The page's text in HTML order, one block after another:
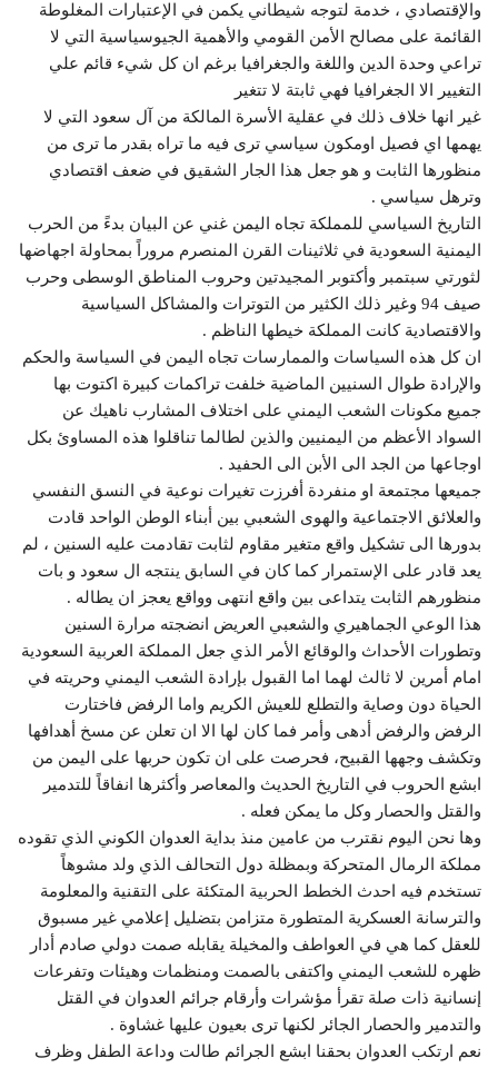
والإقتصادي ، خدمة لتوجه شيطاني يكمن في الإعتبارات المغلوطة
القائمة على مصالح الأمن القومي والأهمية الجيوسياسية التي لا
تراعي وحدة الدين واللغة والجغرافيا برغم ان كل شيء قائم علي
التغيير الا الجغرافيا فهي ثابتة لا تتغير
غير انها خلاف ذلك في عقلية الأسرة المالكة من آل سعود التي لا
يهمها اي فصيل اومكون سياسي ترى فيه ما تراه بقدر ما ترى من
منظورها الثابت و هو جعل هذا الجار الشقيق في ضعف اقتصادي
وترهل سياسي .
التاريخ السياسي للمملكة تجاه اليمن غني عن البيان بدءً من الحرب
اليمنية السعودية في ثلاثينات القرن المنصرم مروراً بمحاولة اجهاضها
لثورتي سبتمبر وأكتوبر المجيدتين وحروب المناطق الوسطى وحرب
صيف 94 وغير ذلك الكثير من التوترات والمشاكل السياسية
والاقتصادية كانت المملكة خيطها الناظم .
ان كل هذه السياسات والممارسات تجاه اليمن في السياسة والحكم
والإرادة طوال السنيين الماضية خلفت تراكمات كبيرة اكتوت بها
جميع مكونات الشعب اليمني على اختلاف المشارب ناهيك عن
السواد الأعظم من اليمنيين والذين لطالما تناقلوا هذه المساوئ بكل
اوجاعها من الجد الى الأبن الى الحفيد .
جميعها مجتمعة او منفردة أفرزت تغيرات نوعية في النسق النفسي
والعلائق الاجتماعية والهوى الشعبي بين أبناء الوطن الواحد قادت
بدورها الى تشكيل واقع متغير مقاوم لثابت تقادمت عليه السنين ، لم
يعد قادر على الإستمرار كما كان في السابق ينتجه ال سعود و بات
منظورهم الثابت يتداعى بين واقع انتهى وواقع يعجز ان يطاله .
هذا الوعي الجماهيري والشعبي العريض انضجته مرارة السنين
وتطورات الأحداث والوقائع الأمر الذي جعل المملكة العربية السعودية
امام أمرين لا ثالث لهما اما القبول بإرادة الشعب اليمني وحريته في
الحياة دون وصاية والتطلع للعيش الكريم واما الرفض فاختارت
الرفض والرفض أدهى وأمر فما كان لها الا ان تعلن عن مسخ أهدافها
وتكشف وجهها القبيح، فحرصت على ان تكون حربها على اليمن من
ابشع الحروب في التاريخ الحديث والمعاصر وأكثرها انفاقاً للتدمير
والقتل والحصار وكل ما يمكن فعله .
وها نحن اليوم نقترب من عامين منذ بداية العدوان الكوني الذي تقوده
مملكة الرمال المتحركة وبمظلة دول التحالف الذي ولد مشوهاً
تستخدم فيه احدث الخطط الحربية المتكئة على التقنية والمعلومة
والترسانة العسكرية المتطورة متزامن بتضليل إعلامي غير مسبوق
للعقل كما هي في العواطف والمخيلة يقابله صمت دولي صادم أدار
ظهره للشعب اليمني واكتفى بالصمت ومنظمات وهيئات وتفرعات
إنسانية ذات صلة تقرأ مؤشرات وأرقام جرائم العدوان في القتل
والتدمير والحصار الجائر لكنها ترى بعيون عليها غشاوة .
نعم ارتكب العدوان بحقنا ابشع الجرائم طالت وداعة الطفل وظرف